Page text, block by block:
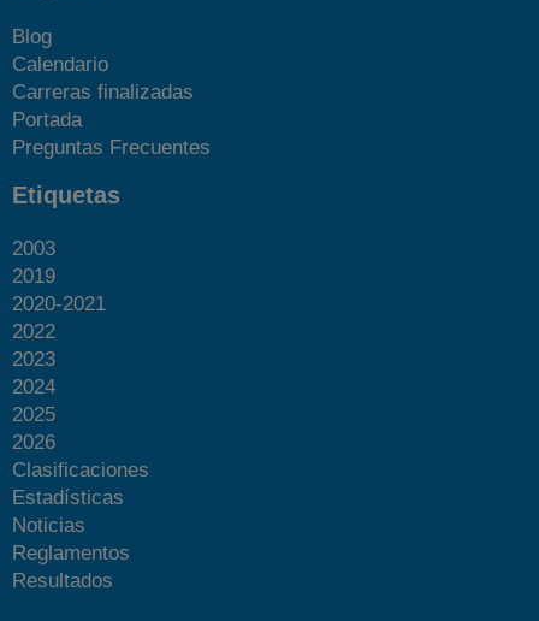
Blog
Calendario
Carreras finalizadas
Portada
Preguntas Frecuentes
Etiquetas
2003
2019
2020-2021
2022
2023
2024
2025
2026
Clasificaciones
Estadísticas
Noticias
Reglamentos
Resultados